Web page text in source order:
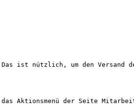
ist nützlich, um den Versand
Aktionsmenü der Seite